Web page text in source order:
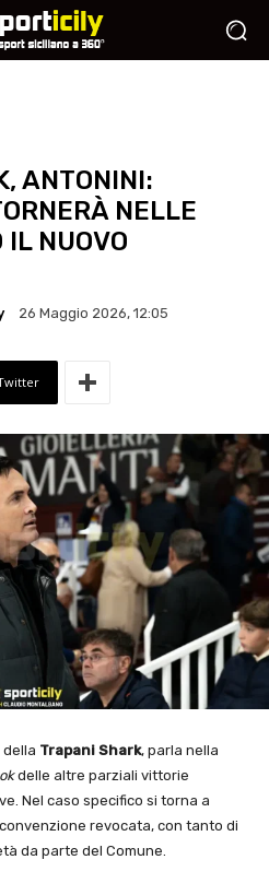
ANTONINI:
NELLE
NUOVO
26 Maggio 2026, 12:05
Trapani Shark, parla nella
delle altre parziali vittorie
Nel caso specifico si torna a
revocata, con tanto di
da parte del Comune.